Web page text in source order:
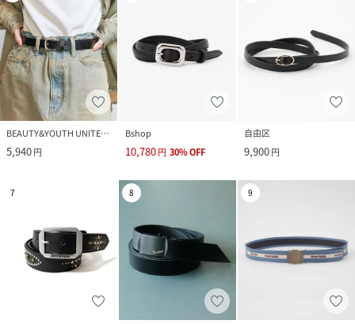
BEAUTY&YOUTH UNITED ARROWS
5,940円
Bshop
10,780円 30%OFF
自由区
9,900円
7 8 9